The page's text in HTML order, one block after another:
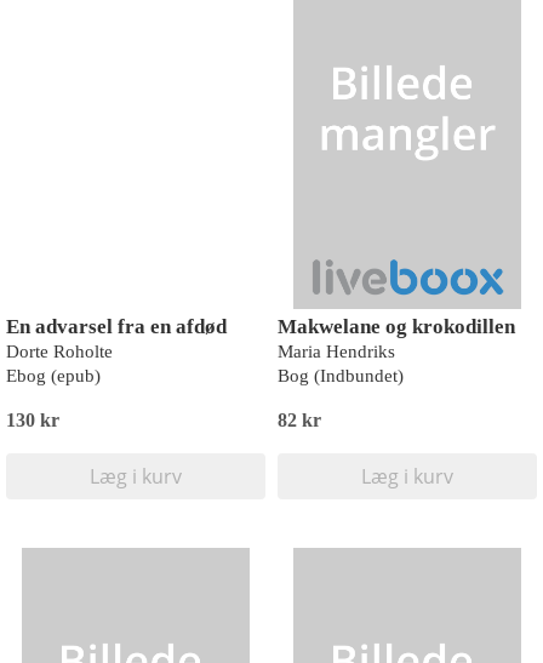
En advarsel fra en afdød
Dorte Roholte
Ebog (epub)
130 kr
Læg i kurv
Makwelane og krokodillen
Maria Hendriks
Bog (Indbundet)
82 kr
Læg i kurv